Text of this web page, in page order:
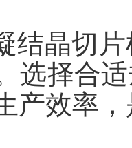
晶切片
选择合
产效率